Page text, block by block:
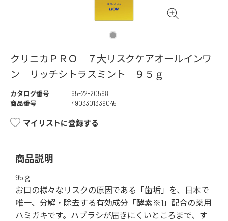
クリニカＰＲＯ ７大リスクケアオールインワ
ン リッチシトラスミント ９５ｇ
カタログ番号
65-22-20598
商品番号
4903301339045
マイリストに登録する
商品説明
95ｇ
お口の様々なリスクの原因である「歯垢」を、日本で
唯一、分解・除去する有効成分「酵素※1」配合の薬用
ハミガキです。ハブラシが届きにくいところまで、す